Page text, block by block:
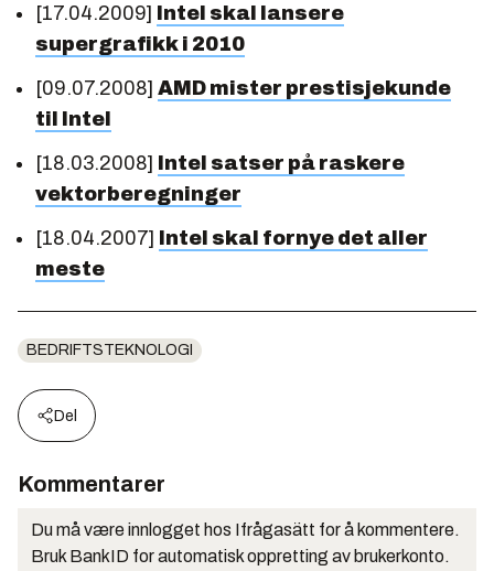
[17.04.2009] Intel skal lansere
supergrafikk i 2010
[09.07.2008] AMD mister prestisjekunde
til Intel
[18.03.2008] Intel satser på raskere
vektorberegninger
[18.04.2007] Intel skal fornye det aller
meste
BEDRIFTSTEKNOLOGI
Del
Kommentarer
Du må være innlogget hos Ifrågasätt for å kommentere.
Bruk BankID for automatisk oppretting av brukerkonto.